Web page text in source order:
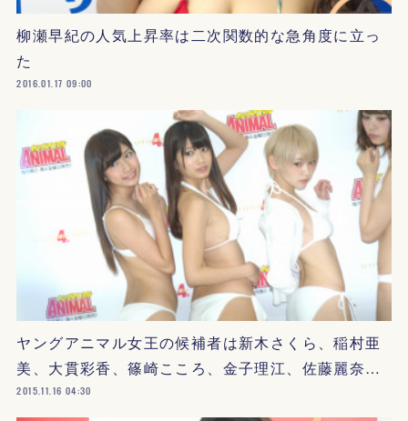
柳瀬早紀の人気上昇率は二次関数的な急角度に立っ
た
2016.01.17 09:00
ヤングアニマル女王の候補者は新木さくら、稲村亜
美、大貫彩香、篠崎こころ、金子理江、佐藤麗奈…
2015.11.16 04:30